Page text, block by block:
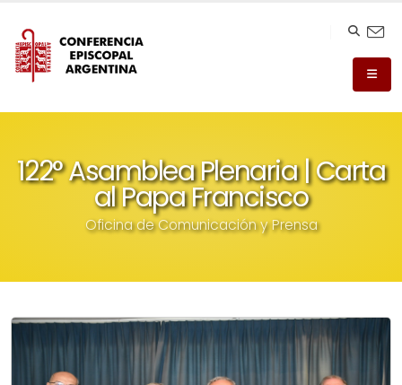
122° Asamblea Plenaria | Carta
al Papa Francisco
Oficina de Comunicación y Prensa